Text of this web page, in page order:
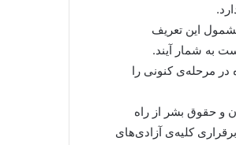
این تعریف
به شمار آیند.
مرحله‌ی کنونی را
و حقوق بشر از راه
کلیه‌ی آزادی‌های